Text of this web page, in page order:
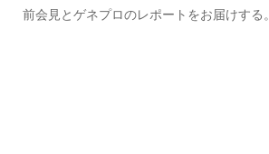
前会見とゲネプロのレポートをお届けする。